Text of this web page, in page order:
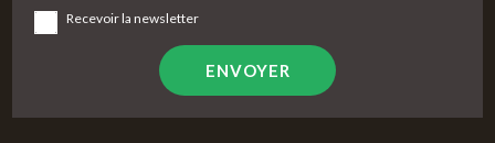
Recevoir la newsletter